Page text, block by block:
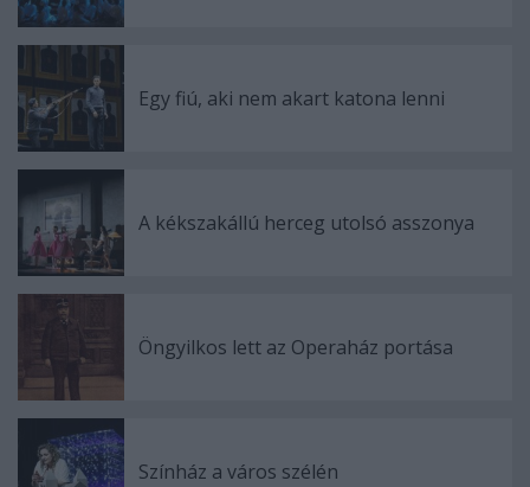
Egy fiú, aki nem akart katona lenni
A kékszakállú herceg utolsó asszonya
Öngyilkos lett az Operaház portása
Színház a város szélén